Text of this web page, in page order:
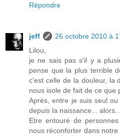
Répondre
jeff
26 octobre 2010 à
Lilou,
je ne sais pas s'il y a
pense que la plus terrible
c'est celle de la douleur, la
nous isole de fait de ce que
Après, entre je suis seul
depuis la naissance...
Etre entouré de
nous réconforter dans